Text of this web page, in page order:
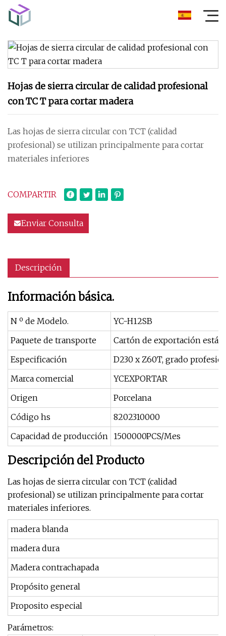
Hojas de sierra circular de calidad profesional
con TC T para cortar madera
Las hojas de sierra circular con TCT (calidad
profesional) se utilizan principalmente para cortar
materiales inferiores
COMPARTIR
Enviar Consulta
Descripción
Información básica.
N º de Modelo.
YC-H12SB
Paquete de transporte
Cartón de exportación
Especificación
D230 x Z60T, grado
Marca comercial
YCEXPORTAR
Origen
Porcelana
Código hs
8202310000
Capacidad de producción 1500000PCS/Mes
Descripción del Producto
Las hojas de sierra circular con TCT (calidad
profesional) se utilizan principalmente para cortar
materiales inferiores.
madera blanda
madera dura
Madera contrachapada
Propósito general
Proposito especial
Parámetros: